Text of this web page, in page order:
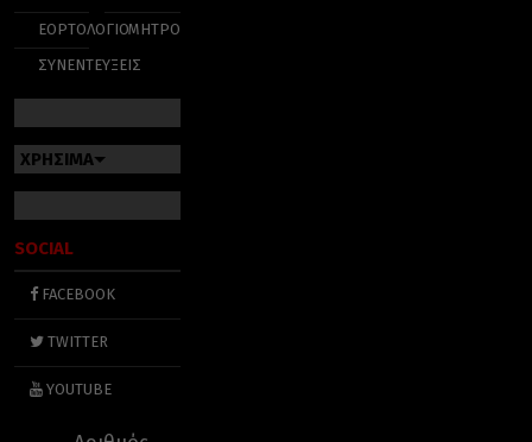
ΕΟΡΤΟΛΟΓΙΟ
ΣΥΝΕΝΤΕΥΞΕΙΣ
ΜΗΤΡΟΠΟΛΕΙΣ
ΧΡΗΣΙΜΑ
SOCIAL
FACEBOOK
TWITTER
YOUTUBE